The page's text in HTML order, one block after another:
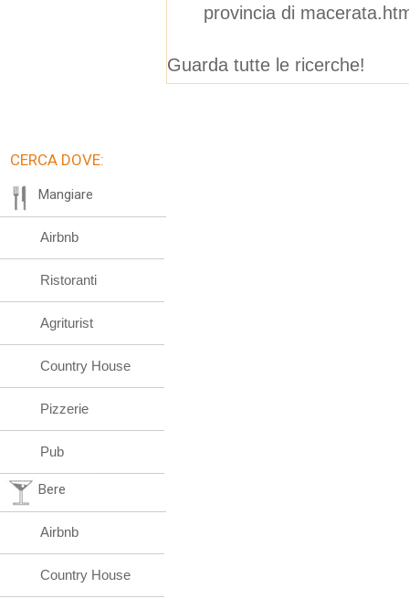
provincia di
Guarda tutte le ricerche!
CERCA DOVE:
Mangiare
Airbnb
Ristoranti
Agriturist
Country House
Pizzerie
Pub
Bere
Airbnb
Country House